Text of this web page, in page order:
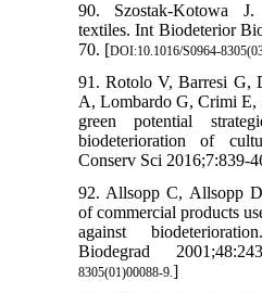
90. Szostak-Kotowa
textiles. Int Biodeterior
70. [DOI:10.1016/S0964-
91. Rotolo V, Barresi G,
A, Lombardo G, Crimi E,
green potential
biodeterioration of
Conserv Sci 2016;7:839-
92. Allsopp C, Allsopp
of commercial products
against
Biodegrad
8305(01)00088-9.]